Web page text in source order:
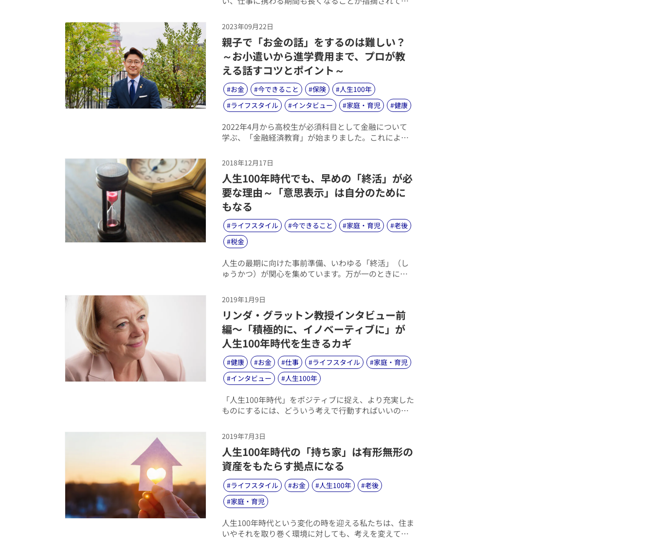
したり、セカンドキャリアに挑戦したりと、より多様
なライフデザインが生まれる可能性もあるということ
です。
2023年09月22日
​親子で「お金の話」をするのは難しい？
～お小遣いから進学費用まで、プロが教
える話すコツとポイント～
#お金 #今できること #保険 #人生100年
#ライフスタイル #インタビュー #家庭・育児 #健康
​2022年4月から高校生が必須科目として金融について
学ぶ、「金融経済教育」が始まりました。これによっ
きたかもしれません。とはいえ、「子どもとお金の話
をするのは何となく気が引ける」という意見もあるは
ず。そこで本稿では、「金融経済教育が始まって以
来、子どもを通して親にどのような意識変化があった
か？」を調査した「金融経済教育とライフマネジメン
ト®に関する調査2023」をもとに、親子での「お金の
話」に関する現状や、ご家庭でこれを話題にする際の
ポイントについて取り上げます。
2018年12月17日
​人生100年時代でも、早めの「終活」が必
要な理由～「意思表示」は自分のために
もなる
#ライフスタイル #今できること #家庭・育児 #老後
#税金
​人生の最期に向けた事前準備、いわゆる「終活」（し
ゅうかつ）が関心を集めています。万が一のときに、
ディングノート」の書き方、相続や相続税の知識のレ
クチャー、といったセミナーも各地で行われていま
す。
2019年1月9日
​リンダ・グラットン教授インタビュー前
編〜「積極的に、イノベーティブに」が
人生100年時代を生きるカギ
#健康 #お金 #仕事 #ライフスタイル #家庭・育児
#インタビュー #人生100年
​「人生100年時代」をポジティブに捉え、より充実した
ものにするには、どういう考えで行動すればいいので
り、著書『ライフ・シフト』、『ワーク・シフト』で
これからの生き方や働き方を提示したリンダ・グラッ
トン教授に、アクサ生命保険のフィナンシャルプラン
アドバイザー千葉博道がインタビューしました。
2019年7月3日
​人生100年時代の「持ち家」は有形無形の
資産をもたらす拠点になる
#ライフスタイル #お金 #人生100年 #老後
#家庭・育児
​人生100年時代という変化の時を迎える私たちは、住ま
いやそれを取り巻く環境に対しても、考えを変えてい